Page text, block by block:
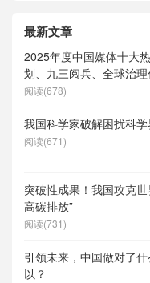
最新文章
2025年度中国媒体十大
划、九三阅兵、全球治
度求索）、人形机器人、
阅读(678)
我国科学家破解困扰科
阅读(671)
突破性成果！我国攻克
高碳排放”
阅读(731)
引领未来，中国做对了
以？